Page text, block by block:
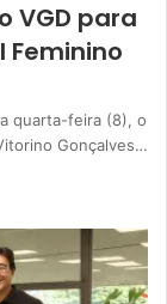
VGD para
Feminino
quarta-feira (8), o
Gonçalves…